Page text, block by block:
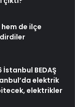
de ilçe
BEDAŞ
elektrik
elektrikler